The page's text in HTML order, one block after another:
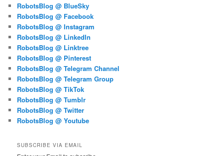
RobotsBlog @ BlueSky
RobotsBlog @ Facebook
RobotsBlog @ Instagram
RobotsBlog @ LinkedIn
RobotsBlog @ Linktree
RobotsBlog @ Pinterest
RobotsBlog @ Telegram Channel
RobotsBlog @ Telegram Group
RobotsBlog @ TikTok
RobotsBlog @ Tumblr
RobotsBlog @ Twitter
RobotsBlog @ Youtube
SUBSCRIBE VIA EMAIL